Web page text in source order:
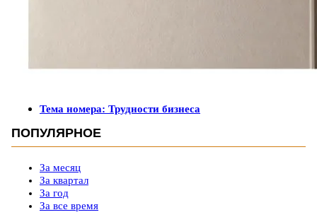
Тема номера: Трудности бизнеса
ПОПУЛЯРНОЕ
За месяц
За квартал
За год
За все время